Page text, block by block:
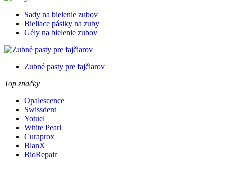
Sady na bielenie zubov
Bieliace pásiky na zuby
Gély na bielenie zubov
Zubné pasty pre fajčiarov
Top značky
Opalescence
Swissdent
Yotuel
White Pearl
Curaprox
BlanX
BioRepair